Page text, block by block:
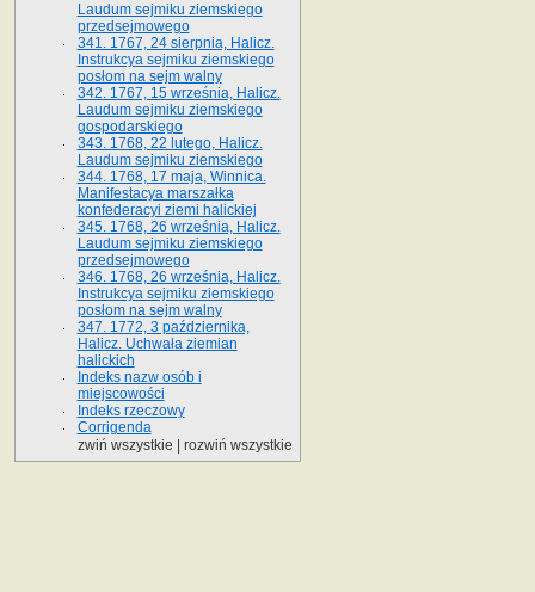
Laudum sejmiku ziemskiego
przedsejmowego
341. 1767, 24 sierpnia, Halicz.
Instrukcya sejmiku ziemskiego
posłom na sejm walny
342. 1767, 15 września, Halicz.
Laudum sejmiku ziemskiego
gospodarskiego
343. 1768, 22 lutego, Halicz.
Laudum sejmiku ziemskiego
344. 1768, 17 maja, Winnica.
Manifestacya marszałka
konfederacyi ziemi halickiej
345. 1768, 26 września, Halicz.
Laudum sejmiku ziemskiego
przedsejmowego
346. 1768, 26 września, Halicz.
Instrukcya sejmiku ziemskiego
posłom na sejm walny
347. 1772, 3 października,
Halicz. Uchwała ziemian
halickich
Indeks nazw osób i
miejscowości
Indeks rzeczowy
Corrigenda
zwiń wszystkie
rozwiń wszystkie